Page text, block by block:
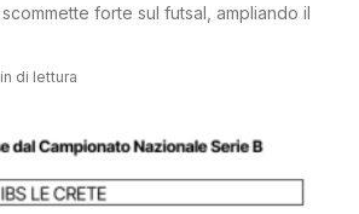
forte sul futsal, ampliando il
di lettura